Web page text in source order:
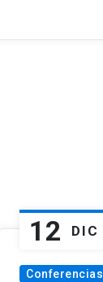
12 DIC
Conferencias